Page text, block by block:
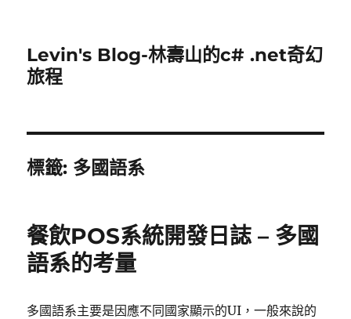
Levin's Blog-林壽山的c# .net奇幻
旅程
標籤: 多國語系
餐飲POS系統開發日誌 – 多國
語系的考量
多國語系主要是因應不同國家顯示的UI，一般來說的